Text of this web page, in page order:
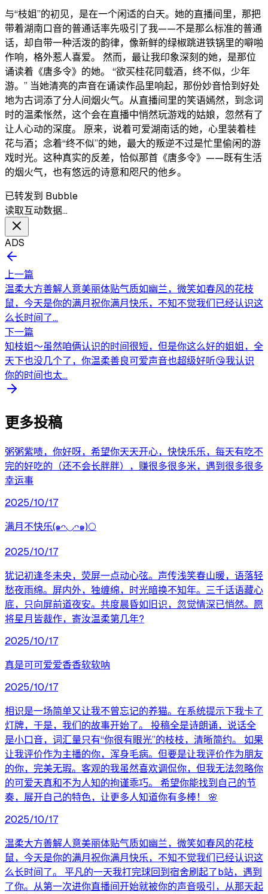
与“枝姐”的初见，是在一个闲适的白天。她的直播间里，那把
带着湖南口音的普通话率先吸引了我——不是那么标准的普通
话，却自带一种活泼的韵律，像新鲜的绿椒跳进铁锅里的噼啪
作响，格外惹人喜爱。 然而，最让我印象深刻的她，是那位
诵读着《唐多令》的她。 “欲买桂花同载酒，终不似，少年
游。” 当她清亮的声音在诵读作品里响起，那份妙音恰到好处
地为古词添了分人间烟火气。从直播间里的笑语嫣然，到念词
时的温柔怅然，这个会在直播中悄然玩游戏的姑娘，忽然有了
让人心动的深度。 原来，说着可爱湖南话的她，心里装着桂
花与酒；念着“终不似”的她，最大的叛逆不过是忙里偷闲的游
戏时光。这种真实的反差，恰似那首《唐多令》——既有生活
的烟火气，也有悠远的诗意和咫尺的他乡。
已转发到 Bubble
读取互动数据…
ADS
上一篇
温柔大方善解人意美丽体贴气质如幽兰，微笑如春风的花枝
鼠，今天是你的满月祝你满月快乐，不知不觉我们已经认识这
么长时间了...
下一篇
知枝姐～虽然咱俩认识的时间很短，但是你这么好的姐姐，全
天下也没几个了，你温柔善良可爱声音也超级好听😘我认识
你的时间也太...
更多投稿
粥粥紫啧，你好呀，希望你天天开心，快快乐乐，每天有吃不
完的好吃的（还不会长胖胖），赚很多很多米，遇到很多很多
幸运事
2025/10/17
满月不快乐(๑ᴖ◡ᴖ๑)🌕
2025/10/17
犹记初逢冬未央，荧屏一点动心弦。声传浅笑春山暖，语落轻
愁夜雨绵。屏内外，独缠绵，时光暗换不知年。三千话语藏心
底，只向屏前道夜安。共度晨昏如旧识，忽觉情深已悄然。愿
将星月皆裁作，寄汝温柔第几年?
2025/10/17
真是可可爱爱香香软软呐
2025/10/17
相识是一场简单又让我不曾忘记的养猫。在系统提示下我卡了
灯牌，于是，我们的故事开始了。 投稿全是诗朗诵，说话全
是小口音，词汇量只有“你很有眼光”的枝枝，清晰简约。 如果
让我评价作为主播的你，浑身毛病。但要是让我评价作为朋友
的你，完美无瑕。客观的我虽然喜欢调侃你，但我无法忽略你
的可爱天真和不为人知的拘谨乖巧。 希望你能找到自己的节
奏，展开自己的特色，让更多人知道你有多棒！ 🌸
2025/10/17
温柔大方善解人意美丽体贴气质如幽兰，微笑如春风的花枝
鼠，今天是你的满月祝你满月快乐，不知不觉我们已经认识这
么长时间了。 平凡的一天我打完球回到宿舍刷起了b站，遇到
了你。从第一次进你直播间开始就被你的声音吸引，从那天起